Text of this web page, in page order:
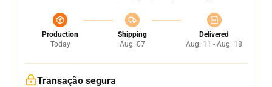
Production
Today
Shipping
Aug. 07
Delivered
Aug. 11 - Aug. 18
Transação segura